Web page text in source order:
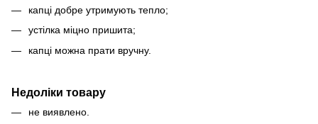
капці добре утримують тепло;
устілка міцно пришита;
капці можна прати вручну.
Недоліки товару
не виявлено.